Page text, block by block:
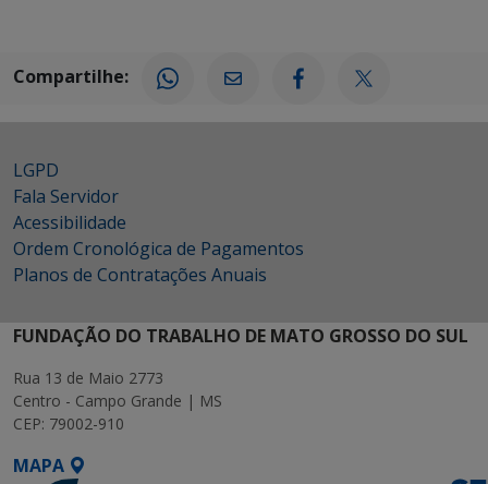
Compartilhe:
LGPD
Fala Servidor
Acessibilidade
Ordem Cronológica de Pagamentos
Planos de Contratações Anuais
FUNDAÇÃO DO TRABALHO DE MATO GROSSO DO SUL
Rua 13 de Maio 2773
Centro - Campo Grande | MS
CEP: 79002-910
MAPA